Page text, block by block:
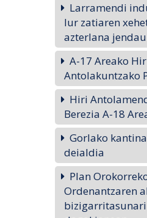
Larramendi
lur zatiaren
azterlana
A-17 Areako
Antolakuntzako
Hiri
Berezia A-18
Gorlako
deialdia
Plan
Ordenantzaren
bizigarritasunari